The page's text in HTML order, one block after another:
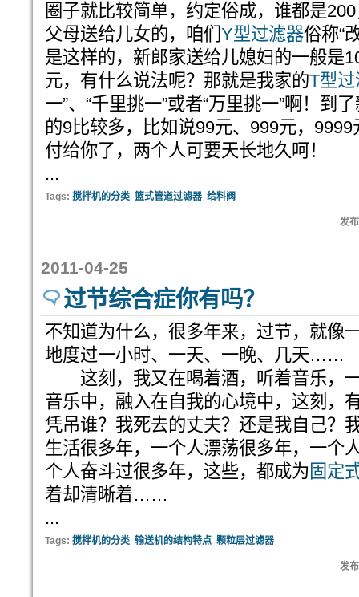
圈子就比较简单，约定俗成，谁都是
父母送给儿女的，咱们 Y型过滤器俗称“
是这样的，新郎家送给儿媳妇的一般是
元，有什么说法呢？那就是我家的T型
一”、“千里挑一”或者“万里挑一”啊！到
的9比较多，比如说99元、999元，
付给你了，两个人可要天长地久呵！
...
Tags: 搅拌机的分类 篮式管道过滤器 给料阀
发
2011-04-25
过节综合症你有吗？
不知道为什么，很多年来，过节，就像
地度过一小时、一天、一晚、几天……
这刻，我又在喝着酒，听着音乐，
音乐中，融入在自我的心境中，这刻，
凭吊谁？我死去的丈夫？还是我自己？
生活很多年，一个人漂荡很多年，一个
个人奋斗过很多年，这些，都成为 固定
着却清晰着……
...
Tags: 搅拌机的分类 输送机的结构特点 颗粒层过滤器
发